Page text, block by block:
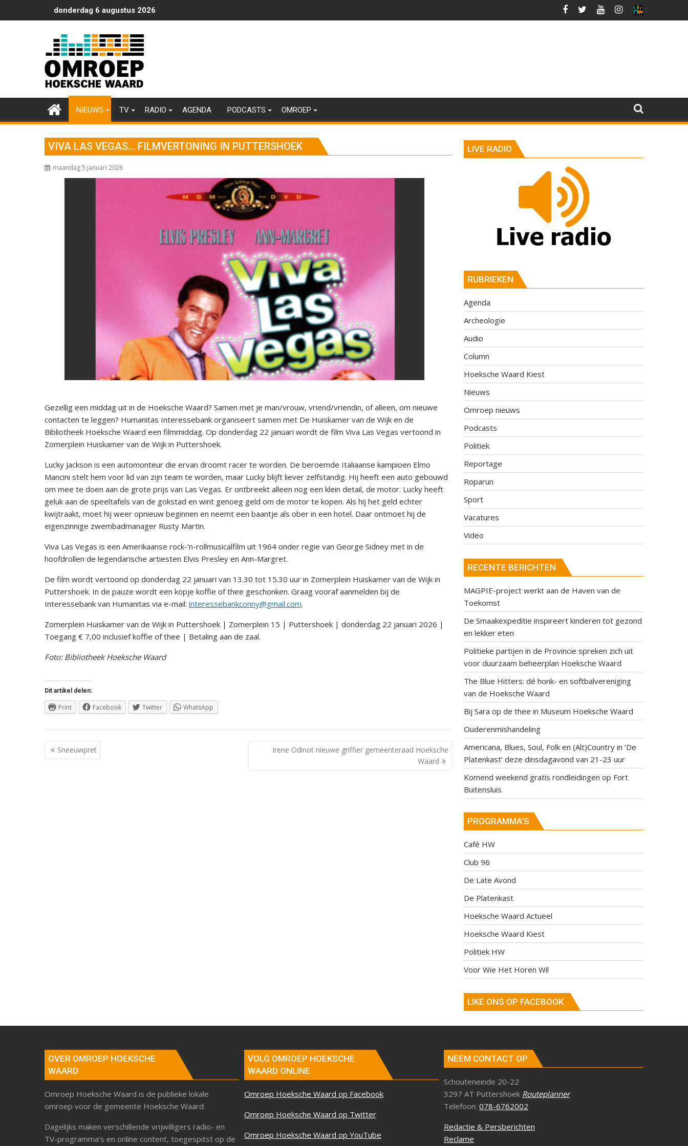
naar
donderdag 6 augustus 2026
NIEUWS TV RADIO AGENDA PODCASTS OMROEP
VIVA LAS VEGAS… FILMVERTONING IN PUTTERSHOEK
maandag 5 januari 2026
Gezellig een middag uit in de Hoeksche Waard? Samen met je man/vrouw, vriend/vriendin, of alleen, om nieuwe
contacten te leggen? Humanitas Interessebank organiseert samen met De Huiskamer van de Wijk en de
Bibliotheek Hoeksche Waard een filmmiddag. Op donderdag 22 januari wordt de film Viva Las Vegas vertoond in
Zomerplein Huiskamer van de Wijk in Puttershoek.
Lucky Jackson is een automonteur die ervan droomt racer te worden. De beroemde Italiaanse kampioen Elmo
Mancini stelt hem voor lid van zijn team te worden, maar Lucky blijft liever zelfstandig. Hij heeft een auto gebouwd
om mee te doen aan de grote prijs van Las Vegas. Er ontbreekt alleen nog een klein detail, de motor. Lucky heeft
geluk aan de speeltafels van de gokstad en wint genoeg geld om de motor te kopen. Als hij het geld echter
kwijtraakt, moet hij weer opnieuw beginnen en neemt een baantje als ober in een hotel. Daar ontmoet hij de
eigenzinnige zwembadmanager Rusty Martin.
Viva Las Vegas is een Amerikaanse rock-’n-rollmusicalfilm uit 1964 onder regie van George Sidney met in de
hoofdrollen de legendarische artiesten Elvis Presley en Ann-Margret.
De film wordt vertoond op donderdag 22 januari van 13.30 tot 15.30 uur in Zomerplein Huiskamer van de Wijk in
Puttershoek. In de pauze wordt een kopje koffie of thee geschonken. Graag vooraf aanmelden bij de
Interessebank van Humanitas via e-mail: interessebankconny@gmail.com.
Zomerplein Huiskamer van de Wijk in Puttershoek | Zomerplein 15 | Puttershoek | donderdag 22 januari 2026 |
Toegang € 7,00 inclusief koffie of thee | Betaling aan de zaal.
Foto: Bibliotheek Hoeksche Waard
Dit artikel delen:
Print Facebook Twitter WhatsApp
Berichtnavigatie
Sneeuwpret
Irene Odinot nieuwe griffier gemeenteraad Hoeksche
Waard
LIVE RADIO
RUBRIEKEN
Agenda
Archeologie
Audio
Column
Hoeksche Waard Kiest
Nieuws
Omroep nieuws
Podcasts
Politiek
Reportage
Roparun
Sport
Vacatures
Video
RECENTE BERICHTEN
MAGPIE-project werkt aan de Haven van de
Toekomst
De Smaakexpeditie inspireert kinderen tot gezond
en lekker eten
Politieke partijen in de Provincie spreken zich uit
voor duurzaam beheerplan Hoeksche Waard
The Blue Hitters: dé honk- en softbalvereniging
van de Hoeksche Waard
Bij Sara op de thee in Museum Hoeksche Waard
Ouderenmishandeling
Americana, Blues, Soul, Folk en (Alt)Country in ‘De
Platenkast’ deze dinsdagavond van 21-23 uur
Komend weekend gratis rondleidingen op Fort
Buitensluis
PROGRAMMA’S
Café HW
Club 96
De Late Avond
De Platenkast
Hoeksche Waard Actueel
Hoeksche Waard Kiest
Politiek HW
Voor Wie Het Horen Wil
LIKE ONS OP FACEBOOK
OVER OMROEP HOEKSCHE
WAARD
Omroep Hoeksche Waard is de publieke lokale
omroep voor de gemeente Hoeksche Waard.
Dagelijks maken verschillende vrijwilligers radio- en
TV-programma’s en online content, toegespitst op de
VOLG OMROEP HOEKSCHE
WAARD ONLINE
Omroep Hoeksche Waard op Facebook
Omroep Hoeksche Waard op Twitter
Omroep Hoeksche Waard op YouTube
NEEM CONTACT OP
Schouteneinde 20-22
3297 AT Puttershoek Routeplanner
Telefoon: 078-6762002
Redactie & Persberichten
Reclame